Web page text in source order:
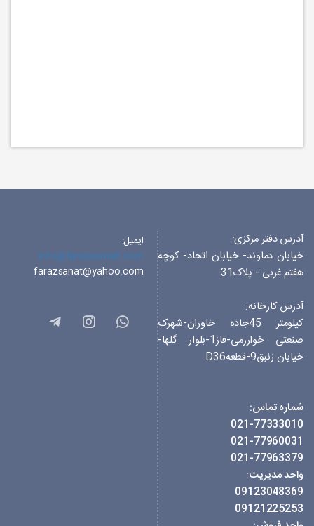
آدرس دفتر مرکزی:
خیابان دماوند- خیابان اتحاد- کوچه
هفتم غربی - پلاک31
آدرس کارخانه:
کیلومتر 45جاده خاوران-شهرک
صنعتی خوارزمی-فاز1-بلوار گلها-
خیابان زنبق9-قطعهD36
شماره تماس:
021-77333010
021-77960031
021-77963379
واحد مدیریت:
09123048369
09121225253
ایمیل:
info@farazsanaat.com
farazsanat@yahoo.com